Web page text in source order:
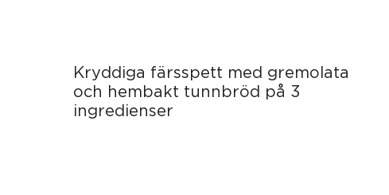
Kryddiga färsspett med gremolata
och hembakt tunnbröd på 3
ingredienser